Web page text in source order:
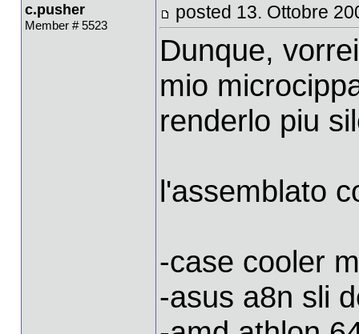
c.pusher
Member # 5523
posted 13. Ottobre
Dunque,
mio
renderlo piu
l'assemblato
-case cooler
-asus a8n sli